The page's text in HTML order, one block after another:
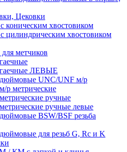
Цековки
коническим хвостовиком
цилиндрическим хвостовиком
метчиков
ЛЕВЫЕ
UNC/UNF м/р
р метрические
ручные
ручные левые
BSW/BSF резьба
для резьб G, Rc и K